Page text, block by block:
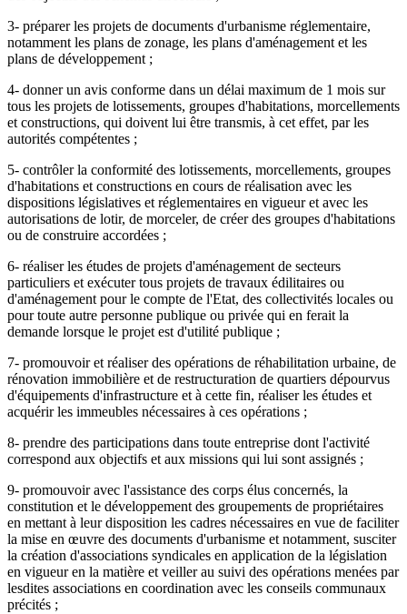
3- préparer les projets de documents d'urbanisme réglementaire,
notamment les plans de zonage, les plans d'aménagement et les
plans de développement ;
4- donner un avis conforme dans un délai maximum de 1 mois sur
tous les projets de lotissements, groupes d'habitations, morcellements
et constructions, qui doivent lui être transmis, à cet effet, par les
autorités compétentes ;
5- contrôler la conformité des lotissements, morcellements, groupes
d'habitations et constructions en cours de réalisation avec les
dispositions législatives et réglementaires en vigueur et avec les
autorisations de lotir, de morceler, de créer des groupes d'habitations
ou de construire accordées ;
6- réaliser les études de projets d'aménagement de secteurs
particuliers et exécuter tous projets de travaux édilitaires ou
d'aménagement pour le compte de l'Etat, des collectivités locales ou
pour toute autre personne publique ou privée qui en ferait la
demande lorsque le projet est d'utilité publique ;
7- promouvoir et réaliser des opérations de réhabilitation urbaine, de
rénovation immobilière et de restructuration de quartiers dépourvus
d'équipements d'infrastructure et à cette fin, réaliser les études et
acquérir les immeubles nécessaires à ces opérations ;
8- prendre des participations dans toute entreprise dont l'activité
correspond aux objectifs et aux missions qui lui sont assignés ;
9- promouvoir avec l'assistance des corps élus concernés, la
constitution et le développement des groupements de propriétaires
en mettant à leur disposition les cadres nécessaires en vue de faciliter
la mise en œuvre des documents d'urbanisme et notamment, susciter
la création d'associations syndicales en application de la législation
en vigueur en la matière et veiller au suivi des opérations menées par
lesdites associations en coordination avec les conseils communaux
précités ;